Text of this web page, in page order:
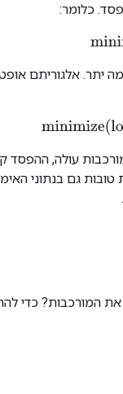
כלומר:
אלגוריתם
עולה,
גם בנתוני
המורכבות? כדי